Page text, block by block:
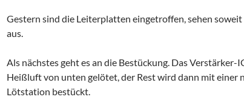
Gestern sind die Leiterplatten eingetroffen, sehen soweit
aus.
Als nächstes geht es an die Bestückung. Das Verstärker-
Heißluft von unten gelötet, der Rest wird dann mit einer
Lötstation bestückt.